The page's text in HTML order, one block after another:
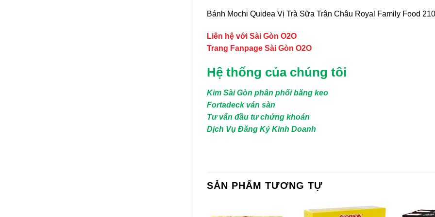
Bánh Mochi Quidea Vị Trà Sữa Trân Châu Royal Family Food
Liên hệ với Sài Gòn O2O
Trang Fanpage Sài Gòn O2O
Hệ thống của chúng tôi
Kim Sài Gòn phân phối băng keo
Fortadeck ván sàn
Tư vấn đầu tư chứng khoán
Dịch Vụ Đăng Ký Kinh Doanh
SẢN PHẨM TƯƠNG TỰ